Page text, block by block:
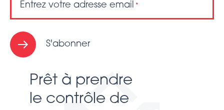
Entrez votre adresse email *
S'abonner
Prêt à prendre
le contrôle de